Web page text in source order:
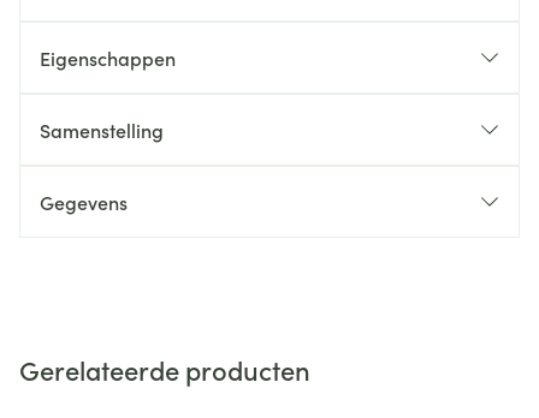
Eigenschappen
Samenstelling
Gegevens
Gerelateerde producten